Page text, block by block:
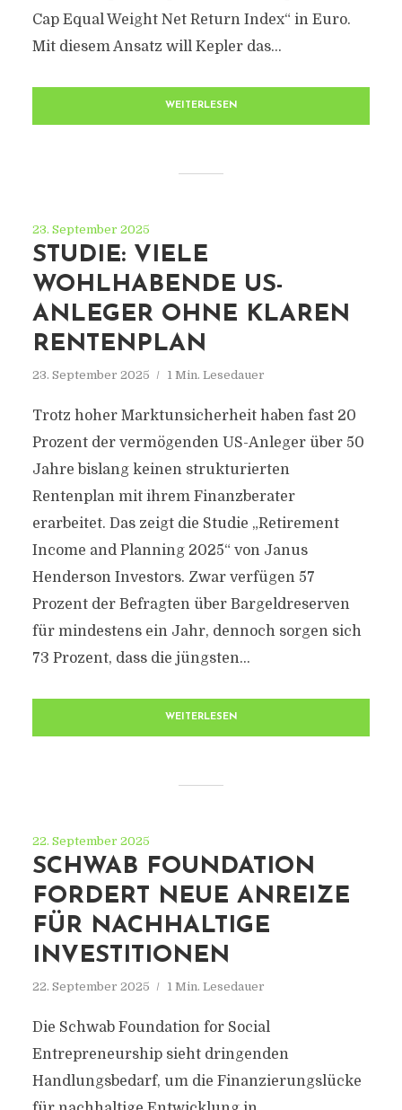
Cap Equal Weight Net Return Index“ in Euro.
Mit diesem Ansatz will Kepler das...
WEITERLESEN
23. September 2025
STUDIE: VIELE
WOHLHABENDE US-
ANLEGER OHNE KLAREN
RENTENPLAN
23. September 2025 1 Min. Lesedauer
Trotz hoher Marktunsicherheit haben fast 20
Prozent der vermögenden US-Anleger über 50
Jahre bislang keinen strukturierten
Rentenplan mit ihrem Finanzberater
erarbeitet. Das zeigt die Studie „Retirement
Income and Planning 2025“ von Janus
Henderson Investors. Zwar verfügen 57
Prozent der Befragten über Bargeldreserven
für mindestens ein Jahr, dennoch sorgen sich
73 Prozent, dass die jüngsten...
WEITERLESEN
22. September 2025
SCHWAB FOUNDATION
FORDERT NEUE ANREIZE
FÜR NACHHALTIGE
INVESTITIONEN
22. September 2025 1 Min. Lesedauer
Die Schwab Foundation for Social
Entrepreneurship sieht dringenden
Handlungsbedarf, um die Finanzierungslücke